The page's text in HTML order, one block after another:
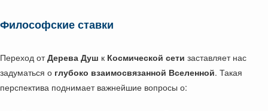
Философские ставки
Переход отДерева Душ к Космической сети заставляет нас
задуматься о глубоко взаимосвязанной Вселенной. Такая
перспектива поднимает важнейшие вопросы о: